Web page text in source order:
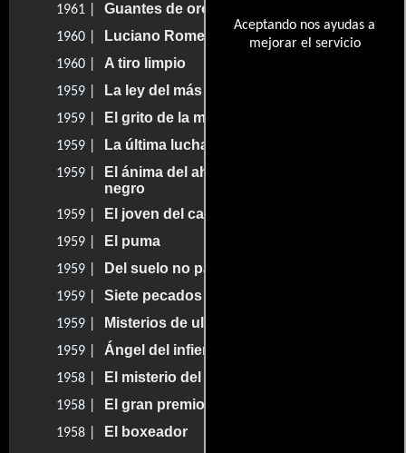
Aceptando nos ayudas a
mejorar el servicio
1961 | Guantes de oro
1960 | Luciano Romero
1960 | A tiro limpio
1959 | La ley del más rápido
1959 | El grito de la muerte
1959 | La última lucha
1959 |
El ánima del ahorcado contra el latigo
negro
1959 | El joven del carrito
1959 | El puma
1959 | Del suelo no paso
1959 | Siete pecados
1959 | Misterios de ultratumba
1959 | Ángel del infierno
1958 | El misterio del látigo negro
1958 | El gran premio
1958 |
El boxeador